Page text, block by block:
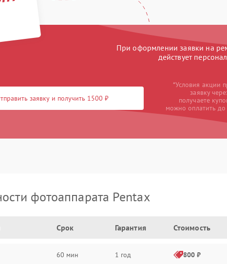
При оформлении заявки на
действует
заявку и получить 1500 ₽
*Условия акции
заявку
получаете
можно оплатить
фотоаппарата Pentax
Срок Гарантия Стоимость
60 мин 1 год 800 ₽